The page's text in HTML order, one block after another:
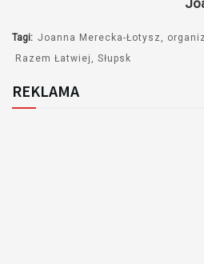
Tagi: Joanna Merecka-Łotysz
Razem Łatwiej
Słupsk
REKLAMA